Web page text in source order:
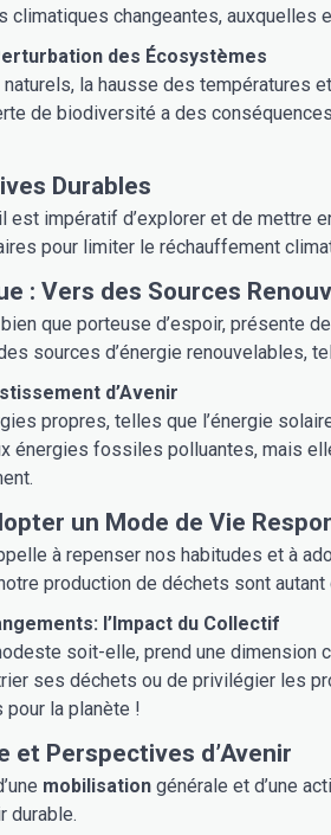
changeantes, auxquelles
des Écosystèmes
la hausse des
de biodiversité a des
Durables
est impératif d’explorer et de mettre
pour limiter le réchauffement
: Vers des Sources
que porteuse d’espoir, présente
sources d’énergie renouvelables,
d’Avenir
propres, telles que l’énergie
énergies fossiles polluantes, mais
au Quotidien: Adopter un Mode de Vie
à repenser nos habitudes et à
production de déchets sont
Petits Gestes, Grands Changements: l’Impact du Collectif
soit-elle, prend une dimension
ses déchets ou de privilégier les
pour la planète !
et Perspectives d’Avenir
mobilisation générale et d’une
durable.